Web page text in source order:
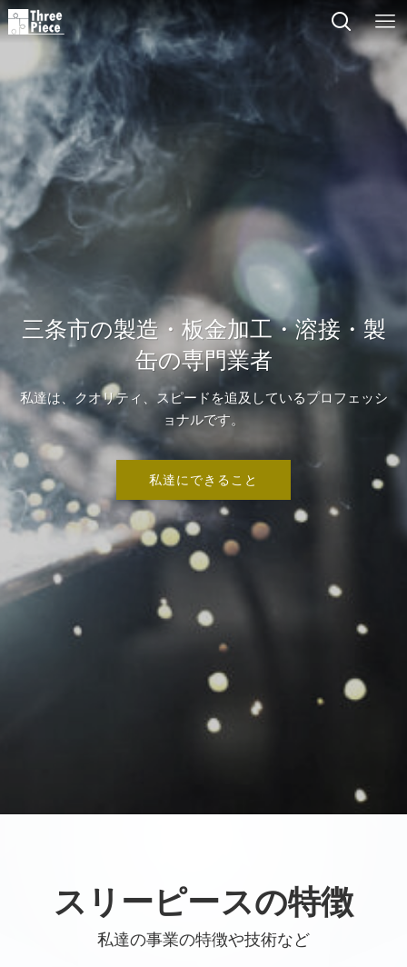
三条市の製造・板金加工・溶接・製
缶の専門業者
私達は、クオリティ、スピードを追及しているプロフェッシ
ョナルです。
私達にできること
スリーピースの特徴
私達の事業の特徴や技術など